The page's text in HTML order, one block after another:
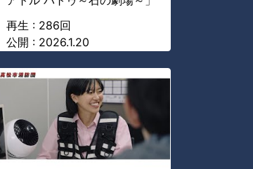
再生 : 286回
公開 : 2026.1.20